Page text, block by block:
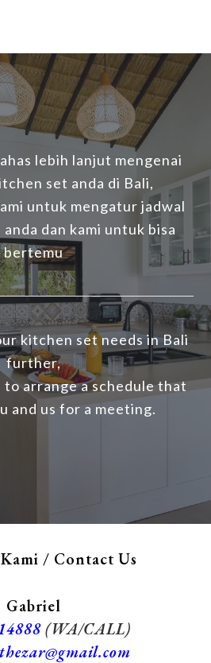
lebih lanjut mengenai
set anda di Bali,
untuk mengatur jadwal
dan kami untuk bisa
bertemu
kitchen set needs in Bali
further,
arrange a schedule that
and us for a meeting.
/ Contact Us
Gabriel
(WA/CALL)